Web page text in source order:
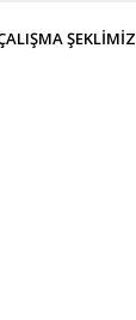
ŞEKLİMİZ